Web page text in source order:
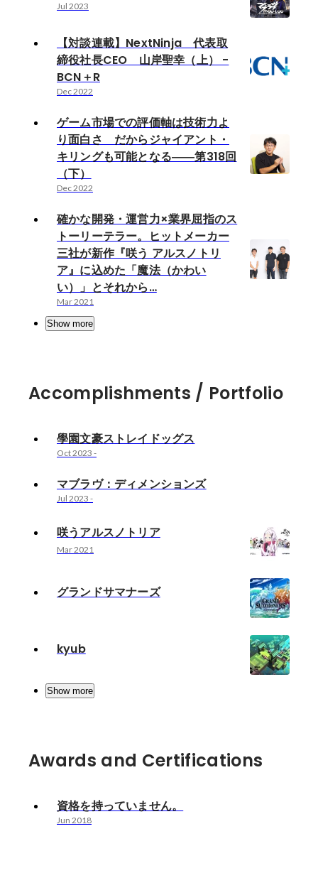
Jul 2023
【対談連載】NextNinja 代表取
締役社長CEO 山岸聖幸（上） -
BCN＋R
Dec 2022
ゲーム市場での評価軸は技術力よ
り面白さ だからジャイアント・
キリングも可能となる――第318回
（下）
Dec 2022
確かな開発・運営力×業界屈指のス
トーリーテラー。ヒットメーカー
三社が新作『咲う アルスノトリ
ア』に込めた「魔法（かわい
い）」とそれから…
Mar 2021
Show more
Accomplishments / Portfolio
學園文豪ストレイドッグス
Oct 2023 -
マブラヴ：ディメンションズ
Jul 2023 -
咲うアルスノトリア
Mar 2021
グランドサマナーズ
kyub
Show more
Awards and Certifications
資格を持っていません。
Jun 2018